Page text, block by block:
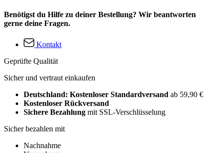
Benötigst du Hilfe zu deiner Bestellung? Wir beantworten
gerne deine Fragen.
Kontakt
Geprüfte Qualität
Sicher und vertraut einkaufen
Deutschland: Kostenloser Standardversand ab 59,90 €
Kostenloser Rückversand
Sichere Bezahlung mit SSL-Verschlüsselung
Sicher bezahlen mit
Nachnahme